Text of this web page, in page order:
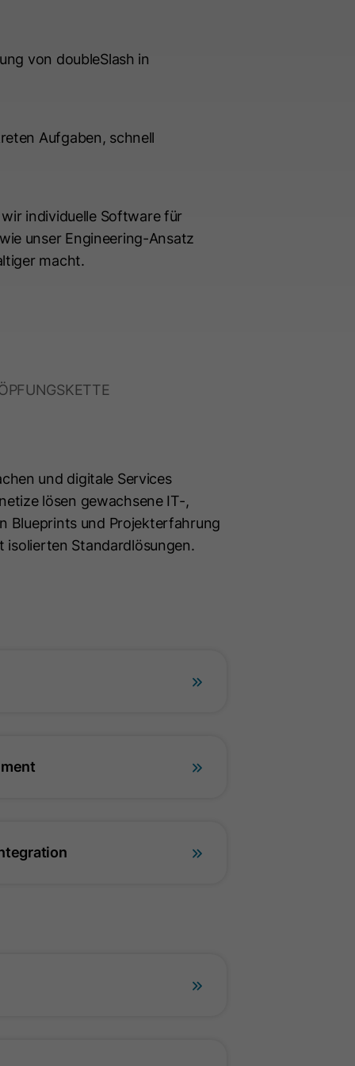
von doubleSlash in
Aufgaben, schnell
individuelle Software für
unser Engineering-Ansatz
macht.
und digitale Services
lösen gewachsene IT-,
Blueprints und Projekterfahrung
isolierten Standardlösungen.